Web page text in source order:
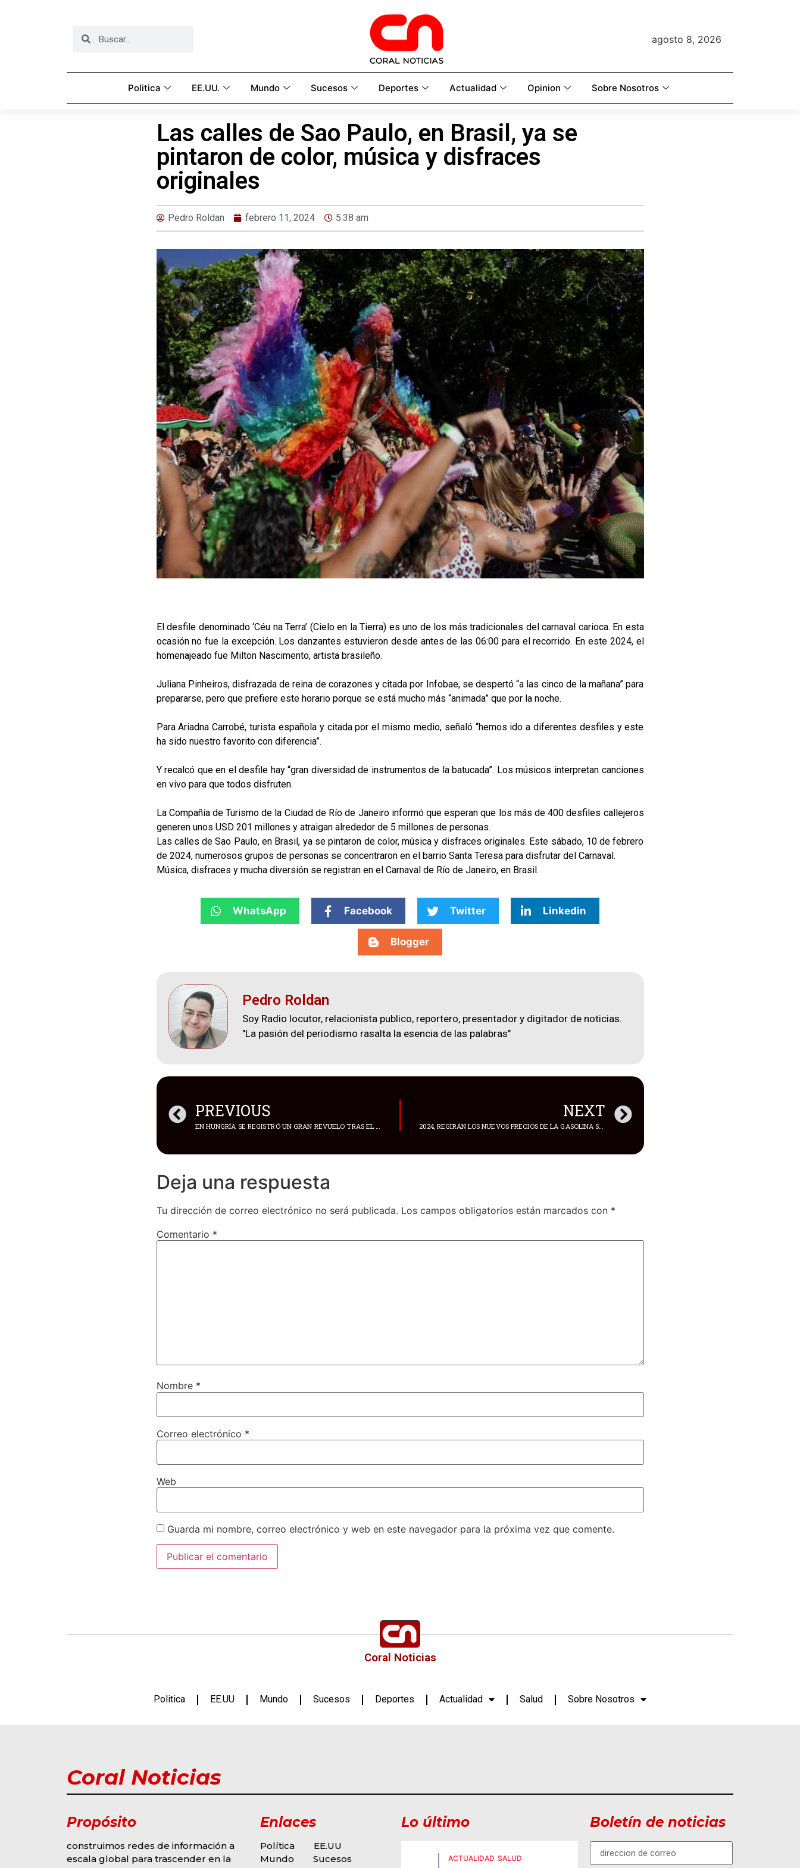
agosto 8, 2026
Politica EE.UU. Mundo Sucesos Deportes Actualidad Opinion Sobre Nosotros
Las calles de Sao Paulo, en Brasil, ya se
pintaron de color, música y disfraces
originales
Pedro Roldan febrero 11, 2024 5:38 am
El desfile denominado ‘Céu na Terra’ (Cielo en la Tierra) es uno de los más tradicionales del carnaval carioca. En esta
ocasión no fue la excepción. Los danzantes estuvieron desde antes de las 06:00 para el recorrido. En este 2024, el
homenajeado fue Milton Nascimento, artista brasileño.
Juliana Pinheiros, disfrazada de reina de corazones y citada por Infobae, se despertó “a las cinco de la mañana” para
prepararse, pero que prefiere este horario porque se está mucho más “animada” que por la noche.
Para Ariadna Carrobé, turista española y citada por el mismo medio, señaló “hemos ido a diferentes desfiles y este
ha sido nuestro favorito con diferencia”.
Y recalcó que en el desfile hay “gran diversidad de instrumentos de la batucada”. Los músicos interpretan canciones
en vivo para que todos disfruten.
La Compañía de Turismo de la Ciudad de Río de Janeiro informó que esperan que los más de 400 desfiles callejeros
generen unos USD 201 millones y atraigan alrededor de 5 millones de personas.
Las calles de Sao Paulo, en Brasil, ya se pintaron de color, música y disfraces originales. Este sábado, 10 de febrero
de 2024, numerosos grupos de personas se concentraron en el barrio Santa Teresa para disfrutar del Carnaval.
Música, disfraces y mucha diversión se registran en el Carnaval de Río de Janeiro, en Brasil.
WhatsApp Facebook Twitter Linkedin
Blogger
Pedro Roldan
Soy Radio locutor, relacionista publico, reportero, presentador y digitador de noticias.
"La pasión del periodismo rasalta la esencia de las palabras"
PREVIOUS NEXT
Deja una respuesta
Tu dirección de correo electrónico no será publicada. Los campos obligatorios están marcados con *
Comentario *
Nombre *
Correo electrónico *
Web
Guarda mi nombre, correo electrónico y web en este navegador para la próxima vez que comente.
Coral Noticias
Politica EE.UU Mundo Sucesos Deportes Actualidad Salud Sobre Nosotros
Coral Noticias
Propósito
construimos redes de información a
escala global para trascender en la
Enlaces
Política
EE.UU
Mundo
Sucesos
Lo último
ACTUALIDAD SALUD
Boletín de noticias